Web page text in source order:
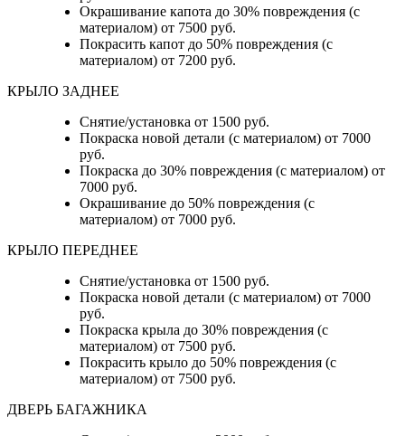
Окрашивание капота до 30% повреждения (с
материалом) от 7500 руб.
Покрасить капот до 50% повреждения (с
материалом) от 7200 руб.
КРЫЛО ЗАДНЕЕ
Снятие/установка от 1500 руб.
Покраска новой детали (с материалом) от 7000
руб.
Покраска до 30% повреждения (с материалом) от
7000 руб.
Окрашивание до 50% повреждения (с
материалом) от 7000 руб.
КРЫЛО ПЕРЕДНЕЕ
Снятие/установка от 1500 руб.
Покраска новой детали (с материалом) от 7000
руб.
Покраска крыла до 30% повреждения (с
материалом) от 7500 руб.
Покрасить крыло до 50% повреждения (с
материалом) от 7500 руб.
ДВЕРЬ БАГАЖНИКА